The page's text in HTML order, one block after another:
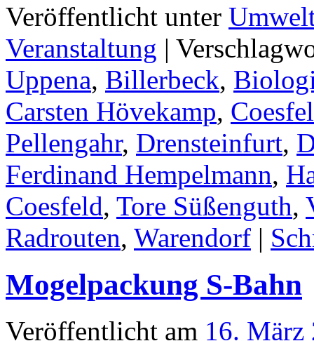
Veröffentlicht unter
Veranstaltung |
Uppena, Billerbeck,
Carsten Hövekamp,
Pellengahr, Drensteinfurt,
Ferdinand Hempelmann,
Coesfeld, Tore Süßenguth,
Radrouten, Warendorf |
Mogelpackung S-Bahn
Veröffentlicht am 16. März